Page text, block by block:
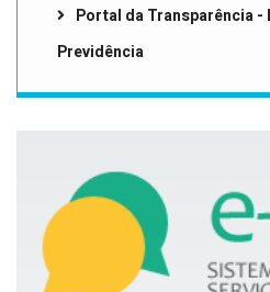
Portal da Transparência
Previdência